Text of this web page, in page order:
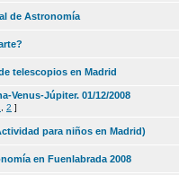
de Astronomía
telescopios en Madrid
Venus-Júpiter. 01/12/2008
2 ]
para niños en Madrid)
en Fuenlabrada 2008